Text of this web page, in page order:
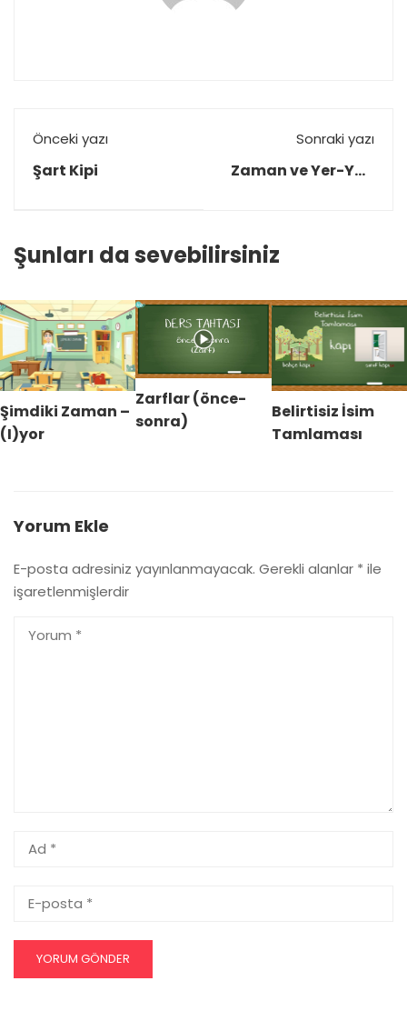
Önceki yazı
Şart Kipi
Sonraki yazı
Zaman ve Yer-Yön
Şunları da sevebilirsiniz
Şimdiki Zaman –
(I)yor
Zarflar (önce-
sonra)
Belirtisiz İsim
Tamlaması
Yorum Ekle
E-posta adresiniz yayınlanmayacak. Gerekli alanlar * ile
işaretlenmişlerdir